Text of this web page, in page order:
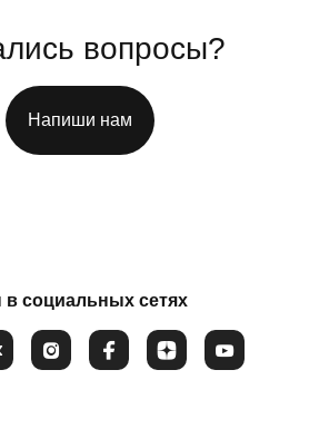
стресс
поведения
отношения
вопросы?
Напиши нам
социальных сетях
персональных данных